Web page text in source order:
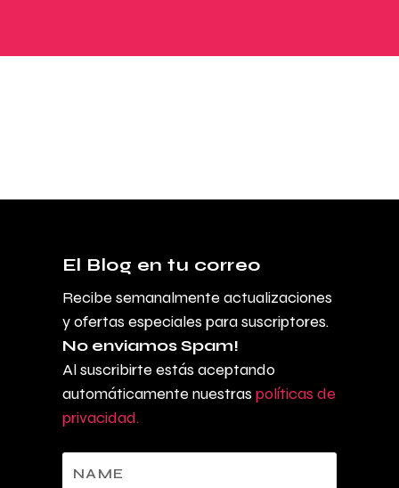
El Blog en tu correo
Recibe semanalmente actualizaciones
y ofertas especiales para suscriptores.
No enviamos Spam!
Al suscribirte estás aceptando
automáticamente nuestras políticas de
privacidad.